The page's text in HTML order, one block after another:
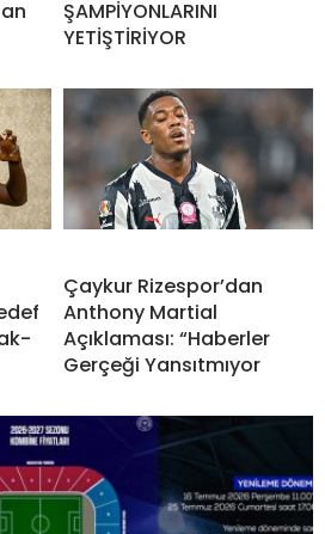
ŞAMPİYONLARINI
YETİŞTİRİYOR
Çaykur Rizespor’dan
Anthony Martial
Açıklaması: “Haberler
Gerçeği Yansıtmıyor